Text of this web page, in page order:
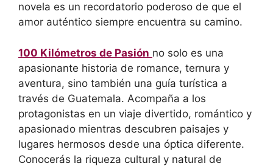
novela es un recordatorio poderoso de que el
amor auténtico siempre encuentra su camino.
100 Kilómetros de Pasión no solo es una
apasionante historia de romance, ternura y
aventura, sino también una guía turística a
través de Guatemala. Acompaña a los
protagonistas en un viaje divertido, romántico y
apasionado mientras descubren paisajes y
lugares hermosos desde una óptica diferente.
Conocerás la riqueza cultural y natural de